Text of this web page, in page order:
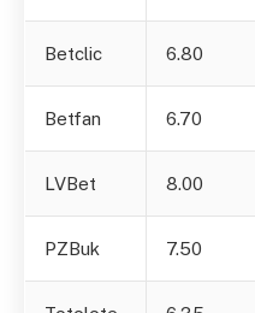
Betclic 6.80
Betfan 6.70
LVBet 8.00
PZBuk 7.50